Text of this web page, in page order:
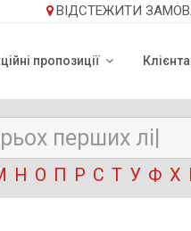
ВІДСТЕЖИТИ
пропозиції
Н О П Р С Т У Ф Х